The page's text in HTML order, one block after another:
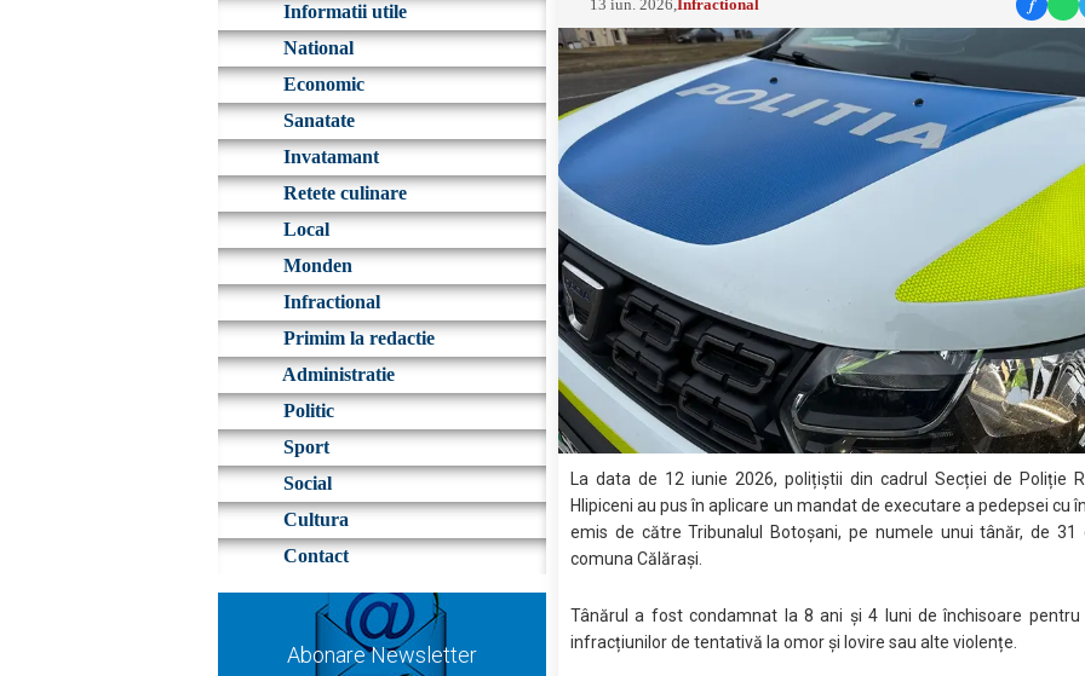
Informatii utile
National
Economic
Sanatate
Invatamant
Retete culinare
Local
Monden
Infractional
Primim la redactie
Administratie
Politic
Sport
Social
Cultura
Contact
Abonare Newsletter
13 iun. 2026 ,Infractional f
La data de 12 iunie 2026, polițiștii din cadrul Secției de Poliție
Hlipiceni au pus în aplicare un mandat de executare a pedepsei cu
emis de către Tribunalul Botoșani, pe numele unui tânăr, de 31
comuna Călărași.
Tânărul a fost condamnat la 8 ani și 4 luni de închisoare pentru
infracțiunilor de tentativă la omor și lovire sau alte violențe.